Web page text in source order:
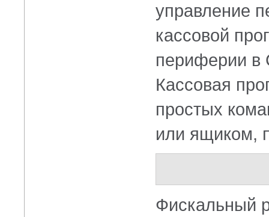
управление
кассовой
периферии в
Кассовая
простых
или ящиком,
Фискальный